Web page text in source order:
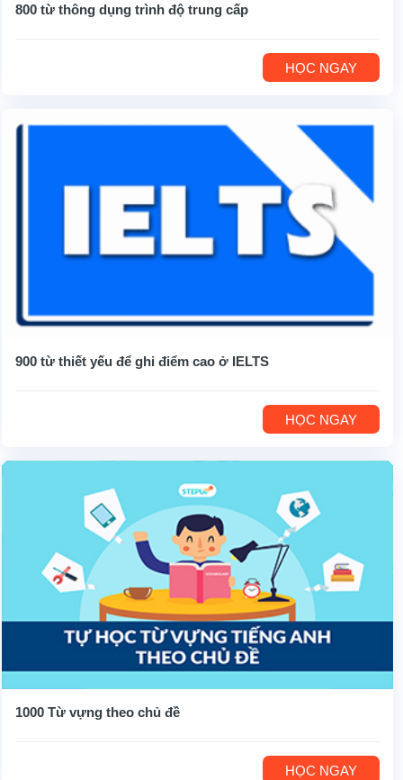
800 từ thông dụng trình độ trung cấp
HỌC NGAY
900 từ thiết yếu để ghi điểm cao ở IELTS
HỌC NGAY
1000 Từ vựng theo chủ đề
HỌC NGAY